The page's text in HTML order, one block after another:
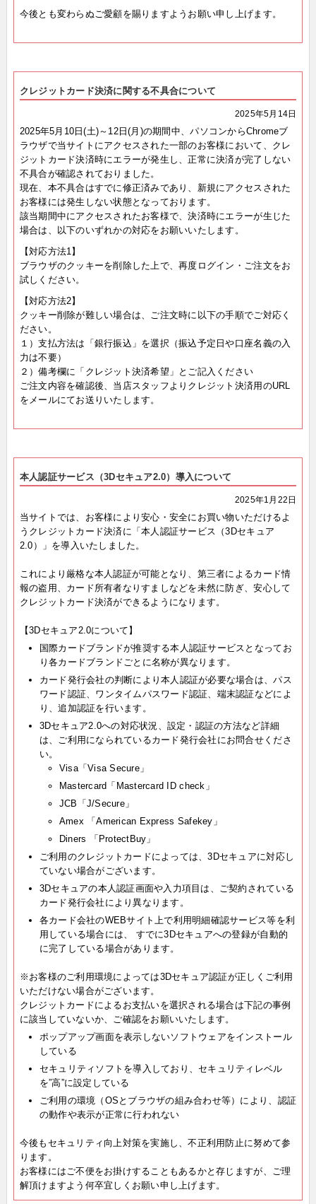
今後とも変わらぬご愛顧を賜りますようお願い申し上げます。
クレジットカード決済に関する不具合について
2025年5月14日
2025年5月10日(土)～12日(月)の期間中、パソコンからChromeブ
ラウザで当サイトにアクセスされた一部のお客様において、クレ
ジットカード決済時にエラーが発生し、正常に決済が完了しない
不具合が確認されておりました。
現在、本不具合はすでに修正済みであり、新規にアクセスされた
お客様には発生しない状態となっております。
該当期間中にアクセスされたお客様で、決済時にエラーが生じた
場合は、以下のいずれかの対応をお願いいたします。
【対応方法1】
ブラウザのクッキーを削除した上で、再度ログイン・ご注文をお
試しください。
【対応方法2】
クッキー削除が難しい場合は、ご注文時に以下の手順でご対応く
ださい。
１）支払方法は「銀行振込」を選択（振込予定日や口座名義の入
力は不要）
２）備考欄に「クレジット決済希望」とご記入ください
ご注文内容を確認後、当店スタッフよりクレジット決済用のURL
をメールにてお送りいたします。
本人認証サービス（3Dセキュア2.0）導入について
2025年1月22日
当サイトでは、お客様により安心・安全にお買い物いただけるよ
う クレジットカード決済に「本人認証サービス（3Dセキュア
2.0）」を導入いたしました。
これにより厳格な本人認証が可能となり、第三者によるカード情
報の盗用、 カード所有者なりすましなどを未然に防ぎ、安心して
クレジットカード決済ができるようになります。
【3Dセキュア2.0について】
国際カードブランドが推奨する本人認証サービスとなってお
り各カードブランドごとに名称が異なります。
カード発行会社の判断により本人認証が必要な場合は、パス
ワード認証、ワンタイムパスワード認証、端末認証などによ
り、追加認証を行います。
3Dセキュア2.0への対応状況、設定・認証の方法など詳細
は、ご利用になられているカード発行会社にお問合せくださ
い。
Visa「Visa Secure」
Mastercard「Mastercard ID check」
JCB「J/Secure」
Amex 「American Express Safekey」
Diners 「ProtectBuy」
ご利用のクレジットカードによっては、3Dセキュアに対応し
ていない場合がございます。
3Dセキュアの本人認証画面や入力項目は、ご契約されている
カード発行会社により異なります。
各カード会社のWEBサイト上で利用明細確認サービス等を利
用している場合には、 すでに3Dセキュアへの登録が自動的
に完了している場合があります。
※お客様のご利用環境によっては3Dセキュア認証が正しくご利用
いただけない場合がございます。
クレジットカードによるお支払いを選択される場合は下記の事例
に該当していないか、ご確認をお願いいたします。
ポップアップ画面を表示しないソフトウェアをインストール
している
セキュリティソフトを導入しており、セキュリティレベル
を”高”に設定している
ご利用の環境（OSとブラウザの組み合わせ等）により、認証
の動作や表示が正常に行われない
今後もセキュリティ向上対策を実施し、不正利用防止に努めて参
ります。
お客様にはご不便をお掛けすることもあるかと存じますが、ご理
解頂けますよう何卒宜しくお願い申し上げます。